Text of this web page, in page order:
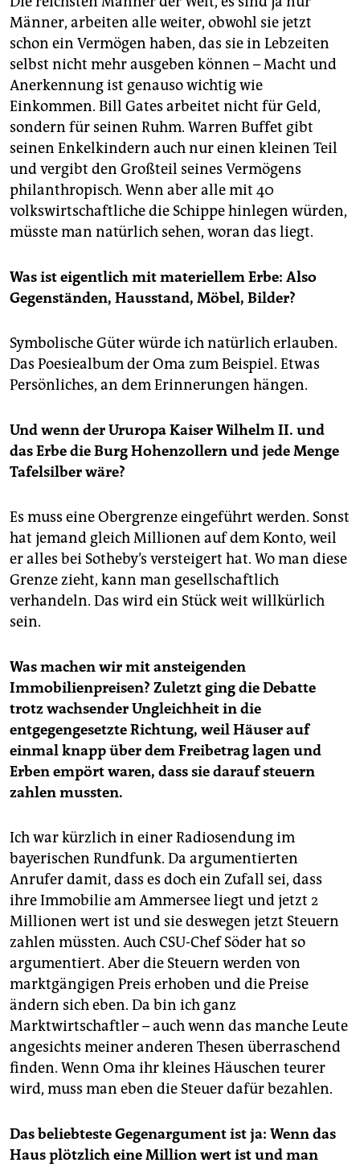
Männer, arbeiten alle weiter, obwohl sie jetzt
schon ein Vermögen haben, das sie in Lebzeiten
selbst nicht mehr ausgeben können – Macht und
Anerkennung ist genauso wichtig wie
Einkommen. Bill Gates arbeitet nicht für Geld,
sondern für seinen Ruhm. Warren Buffet gibt
seinen Enkelkindern auch nur einen kleinen Teil
und vergibt den Großteil seines Vermögens
philanthropisch. Wenn aber alle mit 40
volkswirtschaftliche die Schippe hinlegen würden,
müsste man natürlich sehen, woran das liegt.
Was ist eigentlich mit materiellem Erbe: Also
Gegenständen, Hausstand, Möbel, Bilder?
Symbolische Güter würde ich natürlich erlauben.
Das Poesiealbum der Oma zum Beispiel. Etwas
Persönliches, an dem Erinnerungen hängen.
Und wenn der Ururopa Kaiser Wilhelm II. und
das Erbe die Burg Hohenzollern und jede Menge
Tafelsilber wäre?
Es muss eine Obergrenze eingeführt werden. Sonst
hat jemand gleich Millionen auf dem Konto, weil
er alles bei Sotheby’s versteigert hat. Wo man diese
Grenze zieht, kann man gesellschaftlich
verhandeln. Das wird ein Stück weit willkürlich
sein.
Was machen wir mit ansteigenden
Immobilienpreisen? Zuletzt ging die Debatte
trotz wachsender Ungleichheit in die
entgegengesetzte Richtung, weil Häuser auf
einmal knapp über dem Freibetrag lagen und
Erben empört waren, dass sie darauf steuern
zahlen mussten.
Ich war kürzlich in einer Radiosendung im
bayerischen Rundfunk. Da argumentierten
Anrufer damit, dass es doch ein Zufall sei, dass
ihre Immobilie am Ammersee liegt und jetzt 2
Millionen wert ist und sie deswegen jetzt Steuern
zahlen müssten. Auch CSU-Chef Söder hat so
argumentiert. Aber die Steuern werden von
marktgängigen Preis erhoben und die Preise
ändern sich eben. Da bin ich ganz
Marktwirtschaftler – auch wenn das manche Leute
angesichts meiner anderen Thesen überraschend
finden. Wenn Oma ihr kleines Häuschen teurer
wird, muss man eben die Steuer dafür bezahlen.
Das beliebteste Gegenargument ist ja: Wenn das
Haus plötzlich eine Million wert ist und man